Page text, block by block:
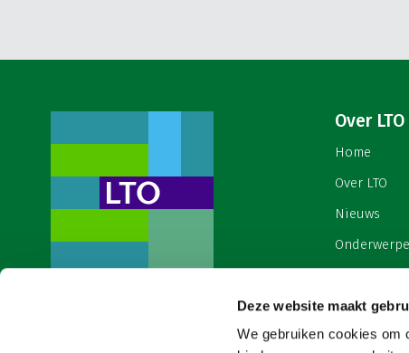
Deze website maakt
We gebruiken cookies om
werkgeversorganisatie met meerwaarde,
Over LTO
Home
Over LTO
Nieuws
Contact
Cookies &